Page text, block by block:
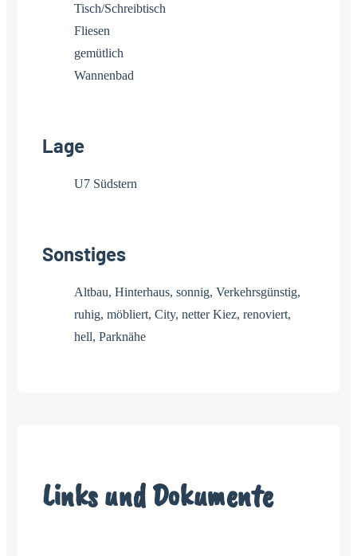
Tisch/Schreibtisch
Fliesen
gemütlich
Wannenbad
Lage
U7 Südstern
Sonstiges
Altbau, Hinterhaus, sonnig, Verkehrsgünstig,
ruhig, möbliert, City, netter Kiez, renoviert,
hell, Parknähe
Links und Dokumente